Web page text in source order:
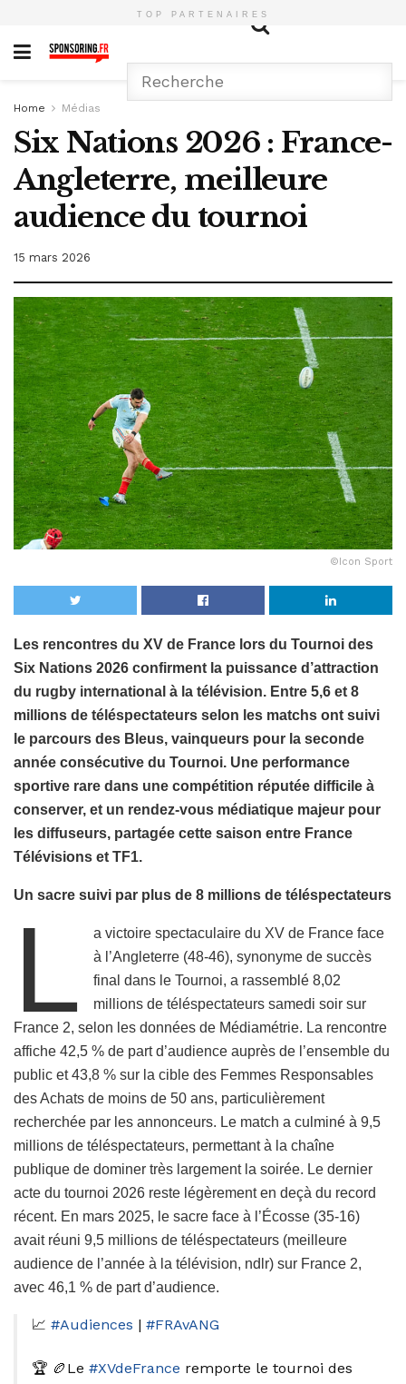
TOP PARTENAIRES
Home Médias
Six Nations 2026 : France-
Angleterre, meilleure
audience du tournoi
15 mars 2026
©Icon Sport
Les rencontres du XV de France lors du Tournoi des
Six Nations 2026 confirment la puissance d’attraction
du rugby international à la télévision. Entre 5,6 et 8
millions de téléspectateurs selon les matchs ont suivi
le parcours des Bleus, vainqueurs pour la seconde
année consécutive du Tournoi. Une performance
sportive rare dans une compétition réputée difficile à
conserver, et un rendez-vous médiatique majeur pour
les diffuseurs, partagée cette saison entre France
Télévisions et TF1.
Un sacre suivi par plus de 8 millions de téléspectateurs
L
a victoire spectaculaire du XV de France face
à l’Angleterre (48-46), synonyme de succès
final dans le Tournoi, a rassemblé 8,02
millions de téléspectateurs samedi soir sur
France 2, selon les données de Médiamétrie. La rencontre
affiche 42,5 % de part d’audience auprès de l’ensemble du
public et 43,8 % sur la cible des Femmes Responsables
des Achats de moins de 50 ans, particulièrement
recherchée par les annonceurs. Le match a culminé à 9,5
millions de téléspectateurs, permettant à la chaîne
publique de dominer très largement la soirée. Le dernier
acte du tournoi 2026 reste légèrement en deçà du record
récent. En mars 2025, le sacre face à l’Écosse (35-16)
avait réuni 9,5 millions de téléspectateurs (meilleure
audience de l’année à la télévision, ndlr) sur France 2,
avec 46,1 % de part d’audience.
📈 #Audiences | #FRAvANG
🏆 🏉Le #XVdeFrance remporte le tournoi des